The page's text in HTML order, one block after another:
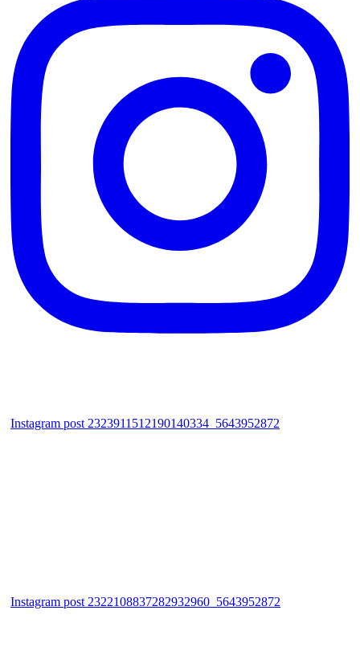
Instagram post 2323911512190140334_5643952872
Instagram post 2322108837282932960_5643952872